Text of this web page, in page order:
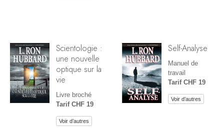
Scientologie :
une nouvelle
optique sur la
vie
Livre broché
Tarif CHF 19
Voir d’autres
Self-Analyse
Manuel de
travail
Tarif CHF 19
Voir d’autres